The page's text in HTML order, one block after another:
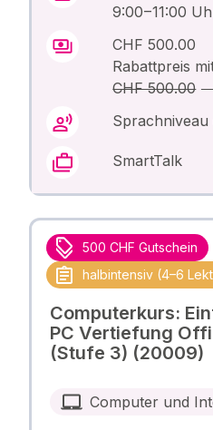
9:00 – 11:00
CHF 500.00
Rabattpreis
CHF 500.00
Sprachniveau
SmartTalk
500 CHF Gutschein
halbintensiv (4–6
Computerkurs:
PC Vertiefung
(Stufe 3) (20009)
Computer und